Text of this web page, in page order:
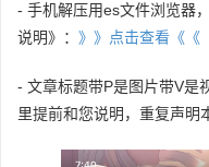
- 手机解压用es文件浏览器
说明》： 》》点击查看《《
- 文章标题带P是图片带V是
里提前和您说明，重复声明